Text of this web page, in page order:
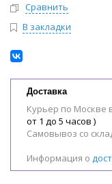
Сравнить
В закладки
Доставка
Курьер по Москве
от 1 до 5 часов )
Самовывоз со
Информация о